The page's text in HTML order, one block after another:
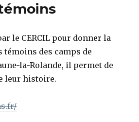
le CERCIL pour donner la
témoins des camps de
la-Rolande, il permet de
leur histoire.